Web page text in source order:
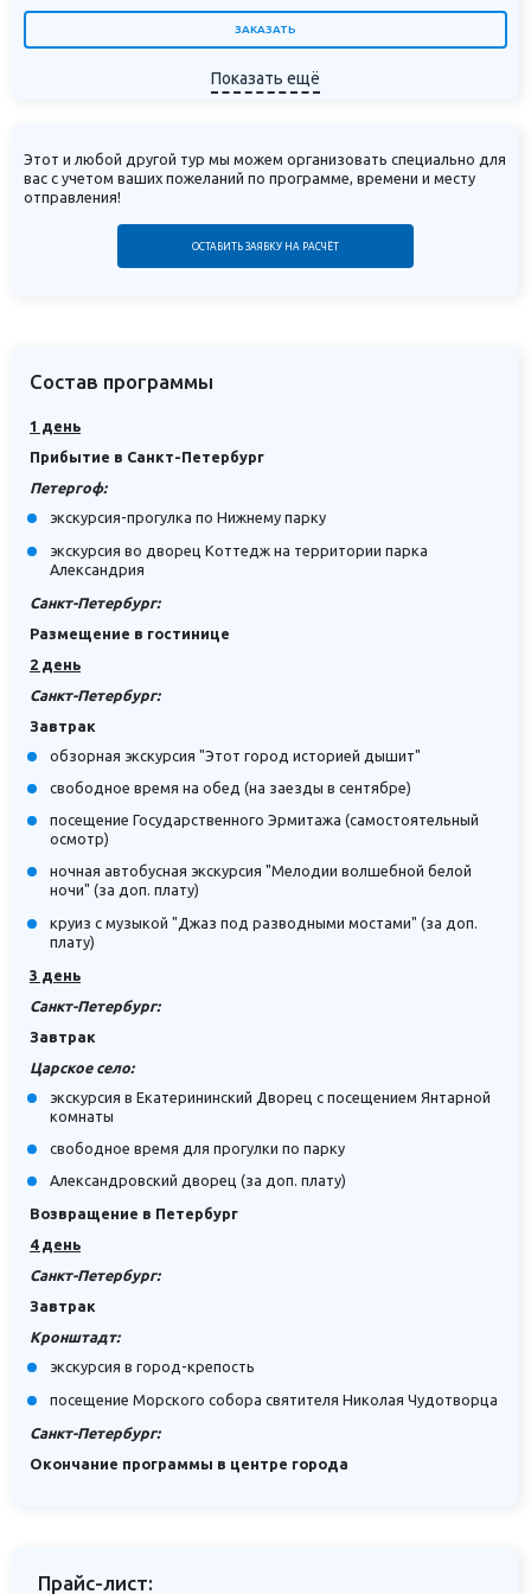
«Акция» не будет применена к
бронированию, стоимость будет
рассчитана по стандартному прайсу
Туроператор «Магазин путешествий»
оставляет за собой право на
изменение ассортимента туров,
участвующих в акции, и на досрочное
ЗАКАЗАТЬ
Показать ещё
Этот и любой другой тур мы можем организовать специально для
вас с учетом ваших пожеланий по программе, времени и месту
отправления!
ОСТАВИТЬ ЗАЯВКУ НА РАСЧЁТ
Состав программы
1 день
Прибытие в Санкт-Петербург
Петергоф:
экскурсия-прогулка по Нижнему парку
экскурсия во дворец Коттедж на территории парка
Александрия
Санкт-Петербург:
Размещение в гостинице
2 день
Санкт-Петербург:
Завтрак
обзорная экскурсия "Этот город историей дышит"
свободное время на обед (на заезды в сентябре)
посещение Государственного Эрмитажа (самостоятельный
осмотр)
ночная автобусная экскурсия "Мелодии волшебной белой
ночи" (за доп. плату)
круиз с музыкой "Джаз под разводными мостами" (за доп.
плату)
3 день
Санкт-Петербург:
Завтрак
Царское село:
экскурсия в Екатерининский Дворец с посещением Янтарной
комнаты
свободное время для прогулки по парку
Александровский дворец (за доп. плату)
Возвращение в Петербург
4 день
Санкт-Петербург:
Завтрак
Кронштадт:
экскурсия в город-крепость
посещение Морского собора святителя Николая Чудотворца
Санкт-Петербург:
Окончание программы в центре города
Прайс-лист: